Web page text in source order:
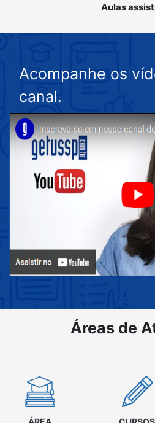
Aulas
Acompanhe os
canal.
Áreas de